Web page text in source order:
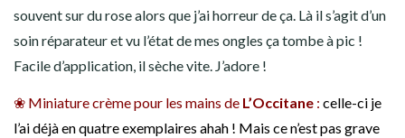
souvent sur du rose alors que j’ai horreur de ça. Là il s’agit d’un
soin réparateur et vu l’état de mes ongles ça tombe à pic !
Facile d’application, il sèche vite. J’adore !
❀ Miniature crème pour les mains de L’Occitane : celle-ci je
l’ai déjà en quatre exemplaires ahah ! Mais ce n’est pas grave